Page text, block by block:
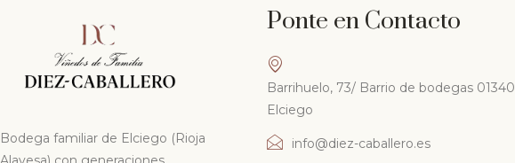
Bodega familiar de Elciego (Rioja
Ponte en Contacto
Barrihuelo, 73/ Barrio de bodegas 01340
Elciego
info@diez-caballero.es